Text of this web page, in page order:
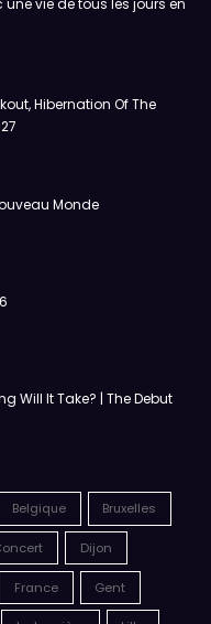
Hibernation Of The
Monde
Will It Take? | The Debut
France Gent
La Louvière
Luxembourg